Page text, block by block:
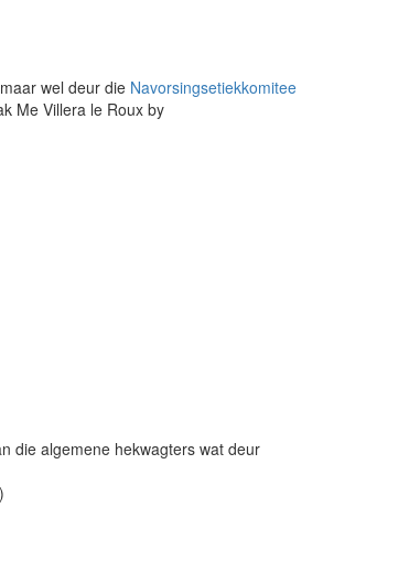
wel deur die Navorsingsetiekkomitee
Me Villera le Roux by
die algemene hekwagters wat deur